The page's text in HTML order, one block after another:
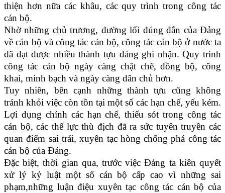
thiện hơn nữa các khâu, các quy trình trong công tác
cán bộ.
Nhờ những chủ trương, đường lối đúng đắn của Đảng
về cán bộ và công tác cán bộ, công tác cán bộ ở nước ta
đã đạt được nhiều thành tựu đáng ghi nhận. Quy trình
công tác cán bộ ngày càng chặt chẽ, đồng bộ, công
khai, minh bạch và ngày càng dân chủ hơn.
Tuy nhiên, bên cạnh những thành tựu cũng không
tránh khỏi việc còn tồn tại một số các hạn chế, yếu kém.
Lợi dụng chính các hạn chế, thiếu sót trong công tác
cán bộ, các thế lực thù địch đã ra sức tuyên truyền các
quan điểm sai trái, xuyên tạc hòng chống phá công tác
cán bộ của Đảng.
Đặc biệt, thời gian qua, trước việc Đảng ta kiên quyết
xử lý kỷ luật một số cán bộ cấp cao vì những sai
phạm,những luận điệu xuyên tạc công tác cán bộ của